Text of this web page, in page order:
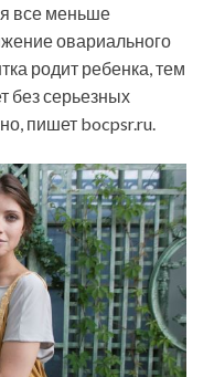
все меньше
овариального
родит ребенка, тем
без серьезных
пишет bocpsr.ru.